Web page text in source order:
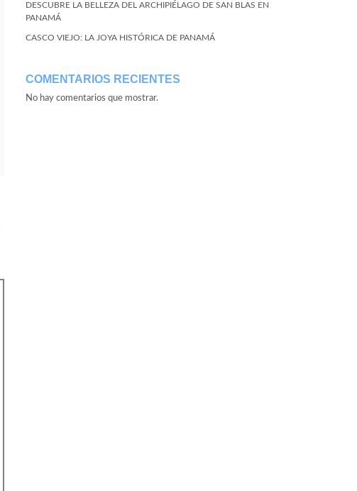
DESCUBRE LA BELLEZA DEL ARCHIPIÉLAGO DE SAN BLAS EN
PANAMÁ
CASCO VIEJO: LA JOYA HISTÓRICA DE PANAMÁ
COMENTARIOS RECIENTES
No hay comentarios que mostrar.